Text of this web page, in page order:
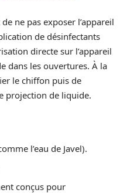
ne pas exposer l’appareil
de désinfectants
directe sur l’appareil
dans les ouvertures. À la
le chiffon puis de
projection de liquide.
l’eau de Javel).
conçus pour